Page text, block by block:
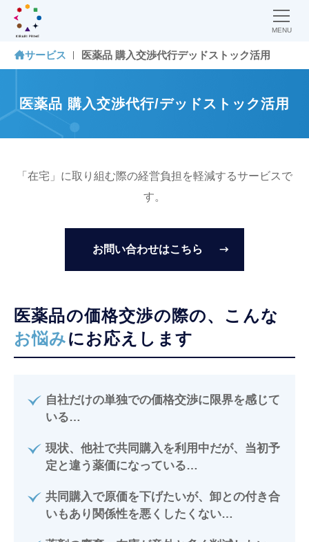
MENU
サービス 医薬品 購入交渉代行デッドストック活用
医薬品 購入交渉代行/デッドストック活用
「在宅」に取り組む際の経営負担を軽減するサービスで
す。
お問い合わせはこちら
医薬品の価格交渉の際の、 こんな
お悩みにお応えします
自社だけの単独での価格交渉に限界を感じて
いる…
現状、他社で共同購入を利用中だが、当初予
定と違う薬価になっている…
共同購入で原価を下げたいが、卸との付き合
いもあり関係性を悪くしたくない…